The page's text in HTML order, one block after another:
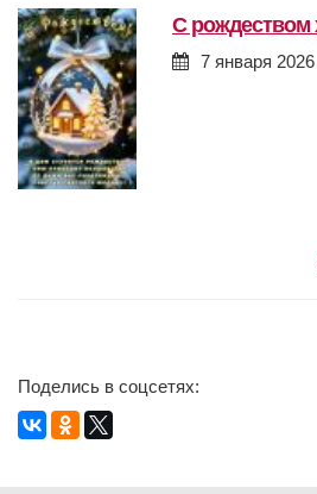
с
7 января 2026
Поделись в соцсетях: